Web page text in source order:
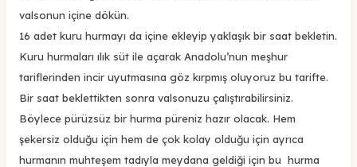
valsonun içine dökün.
16 adet kuru hurmayı da içine ekleyip yaklaşık bir saat bekletin.
Kuru hurmaları ılık süt ile açarak Anadolu’nun meşhur
tariflerinden incir uyutmasına göz kırpmış oluyoruz bu tarifte.
Bir saat beklettikten sonra valsonuzu çalıştırabilirsiniz.
Böylece pürüzsüz bir hurma püreniz hazır olacak. Hem
şekersiz olduğu için hem de çok kolay olduğu için ayrıca
hurmanın muhteşem tadıyla meydana geldiği için bu hurma